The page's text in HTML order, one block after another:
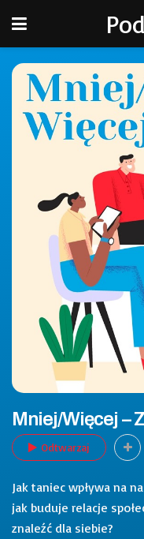
Mniej/Więcej –
Odtwarzaj
Jak taniec wpływa na
jak buduje relacje
znaleźć dla siebie?